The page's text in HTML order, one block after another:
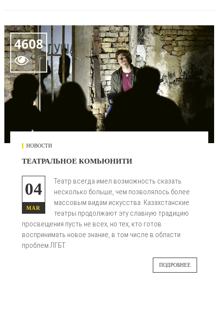
4608

НОВОСТИ
ТЕАТРАЛЬНОЕ КОМЬЮНИТИ
04
MAR
Театр всегда имел возможность сказать
несколько больше, чем позволялось более
массовым видам искусства. Казахстанские
театры продолжают эту славную традицию
просвещения пусть не всех, но тех, кто готов
воспринимать новое знание, в том числе в области
проблем ЛГБТ.
ПОДРОБНЕЕ